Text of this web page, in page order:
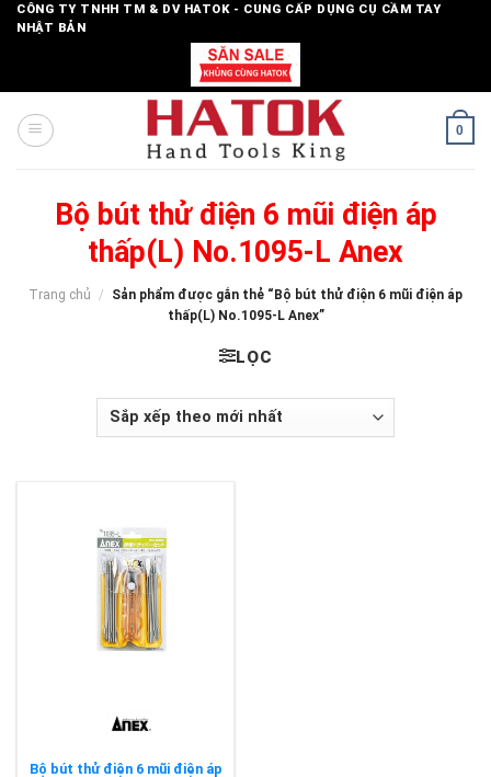
SkipCÔNG TY TNHH TM & DV HATOK - CUNG CẤP DỤNG CỤ CẦM TAY
NHẬT BẢN
0
Bộ bút thử điện 6 mũi điện áp
thấp(L) No.1095-L Anex
Trang chủ /
Sản phẩm được gắn thẻ “Bộ bút thử điện 6 mũi điện áp
thấp(L) No.1095-L Anex”
LỌC
Bộ bút thử điện 6 mũi điện áp